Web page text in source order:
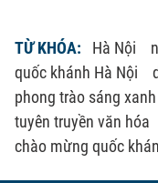
TỪ KHÓA: Hà Nội
quốc khánh Hà Nội
phong trào sáng
tuyên truyền văn hóa
chào mừng quốc